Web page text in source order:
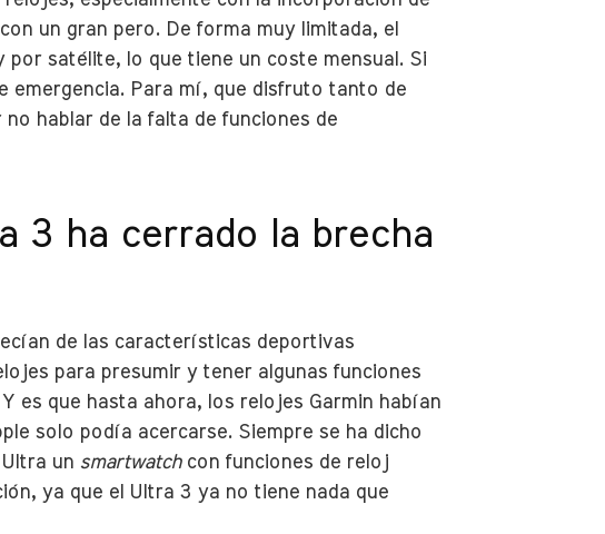
un gran pero. De forma muy limitada, el
por satélite, lo que tiene un coste mensual. Si
emergencia. Para mí, que disfruto tanto de
hablar de la falta de funciones de
3 ha cerrado la brecha
de las características deportivas
para presumir y tener algunas funciones
es que hasta ahora, los relojes Garmin habían
solo podía acercarse. Siempre se ha dicho
un smartwatchcon funciones de reloj
ya que el Ultra 3 ya no tiene nada que